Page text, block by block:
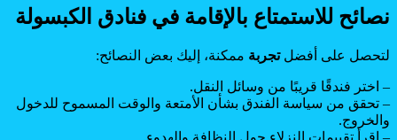
نصائح للاستمتاع بالإقامة في فنادق الكبسولة
لتحصل على أفضلتجربة ممكنة، إليك بعض النصائح:
– اختر فندقًا قريبًا من وسائل النقل.
– تحقق من سياسة الفندق بشأن الأمتعة والوقت المسموح للدخول
والخروج.
– اقرأ تقييمات النزلاء حول النظافة والهدوء.